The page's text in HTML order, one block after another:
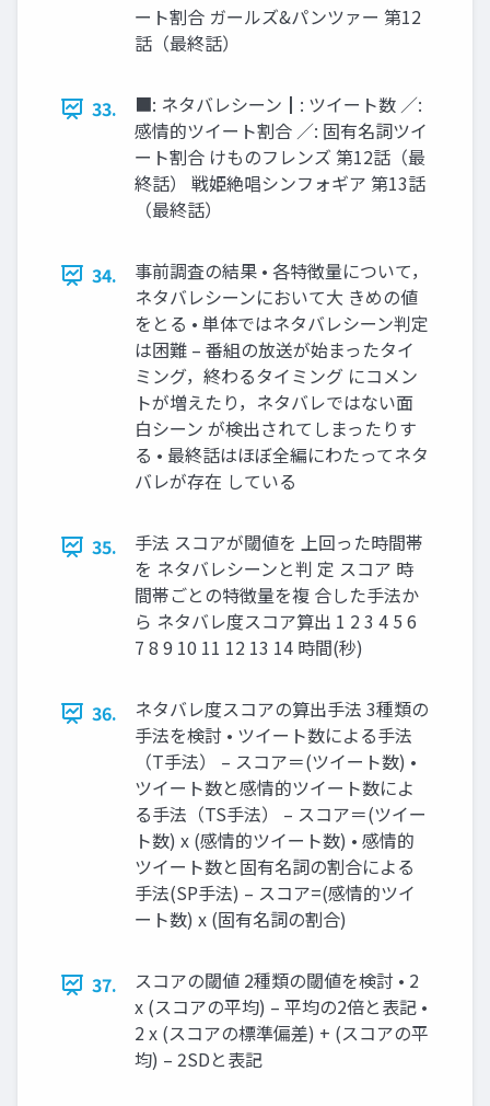
ート割合 ガールズ&パンツァー 第12
話（最終話）
33.
■: ネタバレシーン┃: ツイート数 ／:
感情的ツイート割合 ／: 固有名詞ツイ
ート割合 けものフレンズ 第12話（最
終話） 戦姫絶唱シンフォギア 第13話
（最終話）
34.
事前調査の結果 • 各特徴量について，
ネタバレシーンにおいて大 きめの値
をとる • 単体ではネタバレシーン判定
は困難 – 番組の放送が始まったタイ
ミング，終わるタイミング にコメン
トが増えたり，ネタバレではない面
白シーン が検出されてしまったりす
る • 最終話はほぼ全編にわたってネタ
バレが存在 している
35.
手法 スコアが閾値を 上回った時間帯
を ネタバレシーンと判 定 スコア 時
間帯ごとの特徴量を複 合した手法か
ら ネタバレ度スコア算出 1 2 3 4 5 6
7 8 9 10 11 12 13 14 時間(秒)
36.
ネタバレ度スコアの算出手法 3種類の
手法を検討 • ツイート数による手法
（T手法） – スコア＝(ツイート数) •
ツイート数と感情的ツイート数によ
る手法（TS手法） – スコア＝(ツイー
ト数) x (感情的ツイート数) • 感情的
ツイート数と固有名詞の割合による
手法(SP手法) – スコア=(感情的ツイ
ート数) x (固有名詞の割合)
37.
スコアの閾値 2種類の閾値を検討 • 2
x (スコアの平均) – 平均の2倍と表記 •
2 x (スコアの標準偏差) + (スコアの平
均) – 2SDと表記